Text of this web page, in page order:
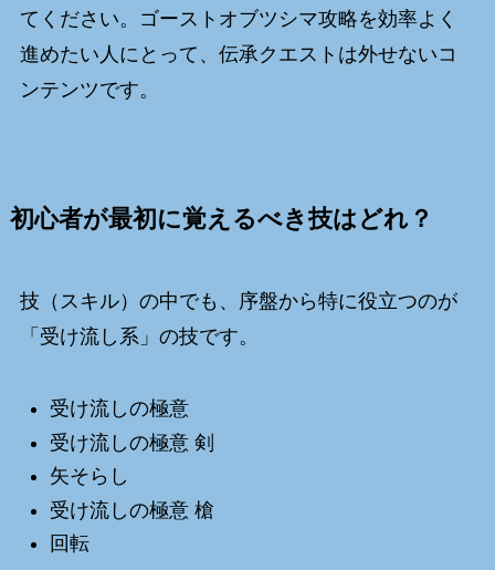
てください。ゴーストオブツシマ攻略を効率よく
進めたい人にとって、伝承クエストは外せないコ
ンテンツです。
初心者が最初に覚えるべき技はどれ？
技（スキル）の中でも、序盤から特に役立つのが
「受け流し系」の技です。
受け流しの極意
受け流しの極意 剣
矢そらし
受け流しの極意 槍
回転